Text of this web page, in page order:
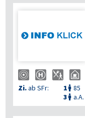
Zi.ab SFr: 1  85
3  a.A.